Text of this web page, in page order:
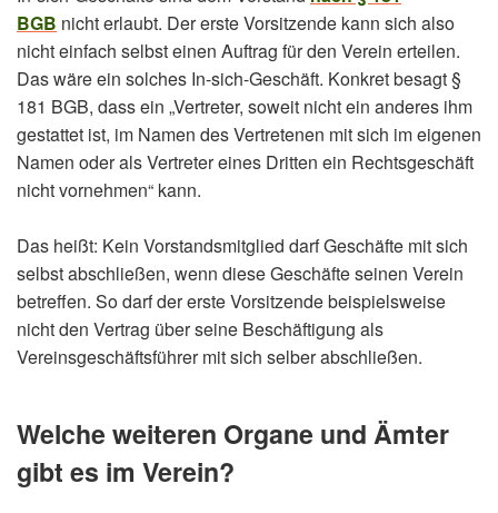
BGB nicht erlaubt. Der erste Vorsitzende kann sich also
nicht einfach selbst einen Auftrag für den Verein erteilen.
Das wäre ein solches In-sich-Geschäft. Konkret besagt §
181 BGB, dass ein „Vertreter, soweit nicht ein anderes ihm
gestattet ist, im Namen des Vertretenen mit sich im eigenen
Namen oder als Vertreter eines Dritten ein Rechtsgeschäft
nicht vornehmen“ kann.
Das heißt: Kein Vorstandsmitglied darf Geschäfte mit sich
selbst abschließen, wenn diese Geschäfte seinen Verein
betreffen. So darf der erste Vorsitzende beispielsweise
nicht den Vertrag über seine Beschäftigung als
Vereinsgeschäftsführer mit sich selber abschließen.
Welche weiteren Organe und Ämter
gibt es im Verein?